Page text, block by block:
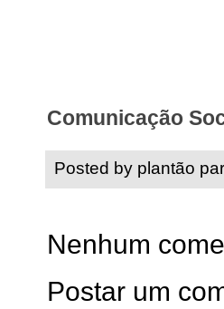
Comunicação
Posted by plantão
Nenhum
Postar um